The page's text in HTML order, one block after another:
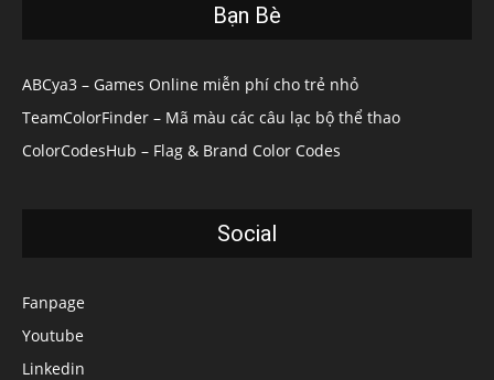
Bạn Bè
ABCya3 – Games Online miễn phí cho trẻ nhỏ
TeamColorFinder – Mã màu các câu lạc bộ thể thao
ColorCodesHub – Flag & Brand Color Codes
Social
Fanpage
Youtube
Linkedin